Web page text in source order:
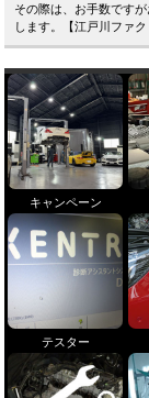
その際は、お手数です
します。【江戸川ファ
キャンペーン
テスター